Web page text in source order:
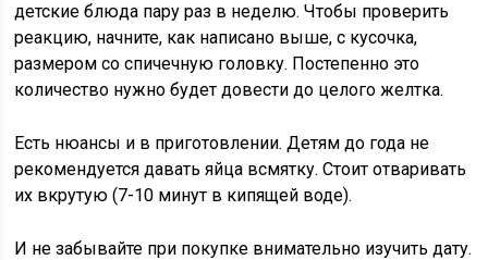
детские блюда пару раз в неделю. Чтобы проверить
реакцию, начните, как написано выше, с кусочка,
размером со спичечную головку. Постепенно это
количество нужно будет довести до целого желтка.
Есть нюансы и в приготовлении. Детям до года не
рекомендуется давать яйца всмятку. Стоит отваривать
их вкрутую (7-10 минут в кипящей воде).
И не забывайте при покупке внимательно изучить дату.